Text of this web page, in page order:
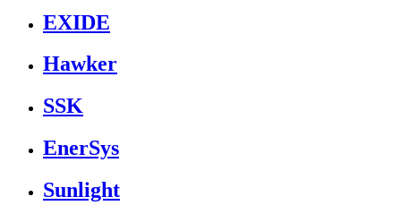
EXIDE
Hawker
SSK
EnerSys
Sunlight